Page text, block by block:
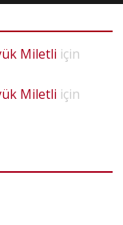
Miletli için
Miletli için